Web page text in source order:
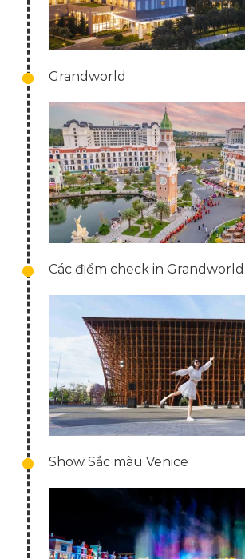
Grandworld
Các điểm check in Grandworld
Show Sắc màu Venice